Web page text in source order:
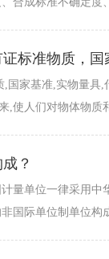
标准物质，国家
国家基准,实物量具
,使人们对物体物
？
量单位一律采用
国际单位制单位